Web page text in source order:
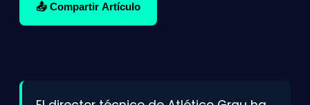
📤 Compartir Artículo